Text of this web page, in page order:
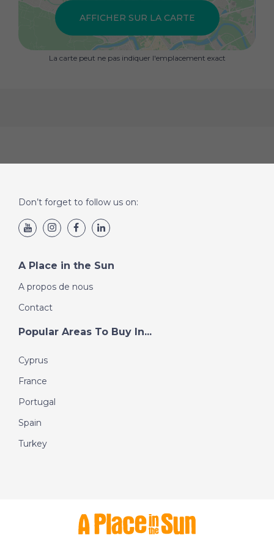
AFFICHER SUR LA CARTE
La carte peut ne pas indiquer l'emplacement exact
Don’t forget to follow us on:
A Place in the Sun
A propos de nous
Contact
Popular Areas To Buy In...
Cyprus
France
Portugal
Spain
Turkey